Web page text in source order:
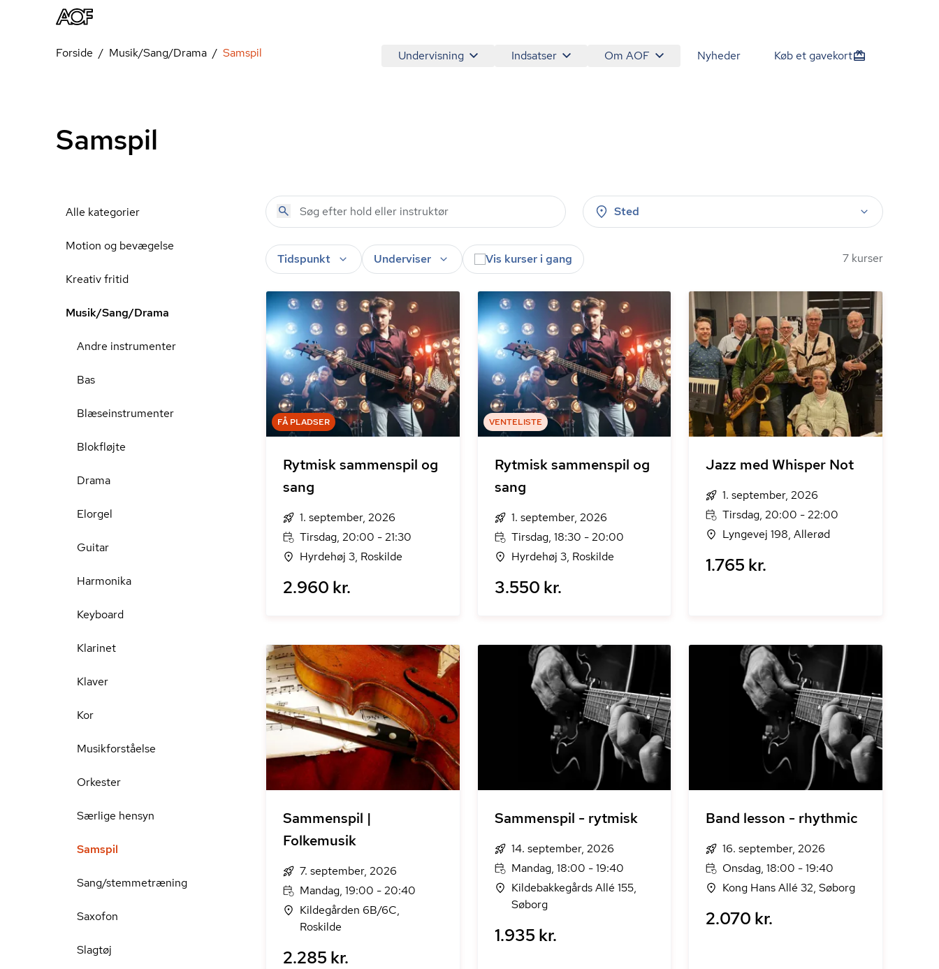
Undervisning Indsatser Om AOF Nyheder Køb et gavekort
Forside Musik/Sang/Drama Samspil
Samspil
Alle kategorier
Motion og bevægelse
Kreativ fritid
Musik/Sang/Drama
Andre instrumenter
Bas
Blæseinstrumenter
Blokfløjte
Drama
Elorgel
Guitar
Harmonika
Keyboard
Klarinet
Klaver
Kor
Musikforståelse
Orkester
Særlige hensyn
Samspil
Sang/stemmetræning
Saxofon
Slagtøj
Sted
Tidspunkt Underviser Vis kurser i gang 7 kurser
FÅ PLADSER
Rytmisk sammenspil og
sang
1. september, 2026
Tirsdag, 20:00 - 21:30
Hyrdehøj 3, Roskilde
2.960 kr.
VENTELISTE
Rytmisk sammenspil og
sang
1. september, 2026
Tirsdag, 18:30 - 20:00
Hyrdehøj 3, Roskilde
3.550 kr.
Jazz med Whisper Not
1. september, 2026
Tirsdag, 20:00 - 22:00
Lyngevej 198, Allerød
1.765 kr.
Sammenspil |
Folkemusik
7. september, 2026
Mandag, 19:00 - 20:40
Kildegården 6B/6C,
Roskilde
2.285 kr.
Sammenspil - rytmisk
14. september, 2026
Mandag, 18:00 - 19:40
Kildebakkegårds Allé 155,
Søborg
1.935 kr.
Band lesson - rhythmic
16. september, 2026
Onsdag, 18:00 - 19:40
Kong Hans Allé 32, Søborg
2.070 kr.